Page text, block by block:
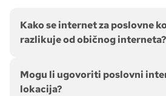
Kako se internet za poslovne
razlikuje od običnog interneta?
Mogu li ugovoriti poslovni
lokacija?